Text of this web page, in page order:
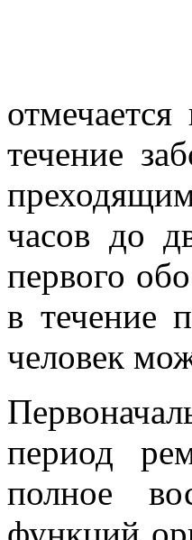
течение
часов до
первого
в течение
человек
период
полное